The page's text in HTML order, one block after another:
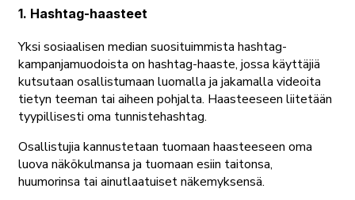
1. Hashtag-haasteet
Yksi sosiaalisen median suosituimmista hashtag-
kampanjamuodoista on hashtag-haaste, jossa käyttäjiä
kutsutaan osallistumaan luomalla ja jakamalla videoita
tietyn teeman tai aiheen pohjalta. Haasteeseen liitetään
tyypillisesti oma tunnistehashtag.
Osallistujia kannustetaan tuomaan haasteeseen oma
luova näkökulmansa ja tuomaan esiin taitonsa,
huumorinsa tai ainutlaatuiset näkemyksensä.